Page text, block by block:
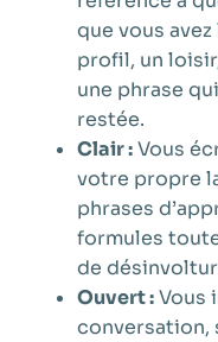
que vous avez
profil, un
une phrase
restée.
Clair :Vous
votre propre
phrases
formules
de
Ouvert :Vous
conversation,